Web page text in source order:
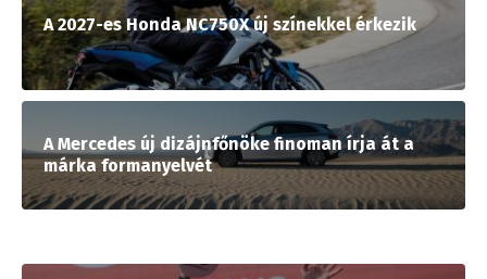
A 2027-es Honda NC750X új színekkel érkezik
A Mercedes új dizájnfőnöke finoman írja át a
márka formanyelvét